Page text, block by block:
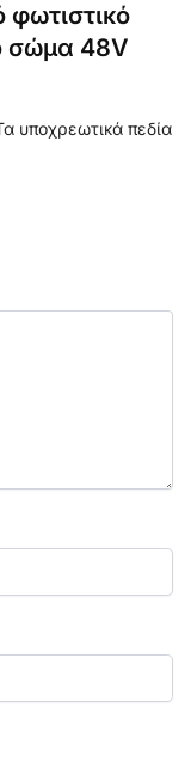
φωτιστικό
σώμα 48V
υποχρεωτικά πεδία